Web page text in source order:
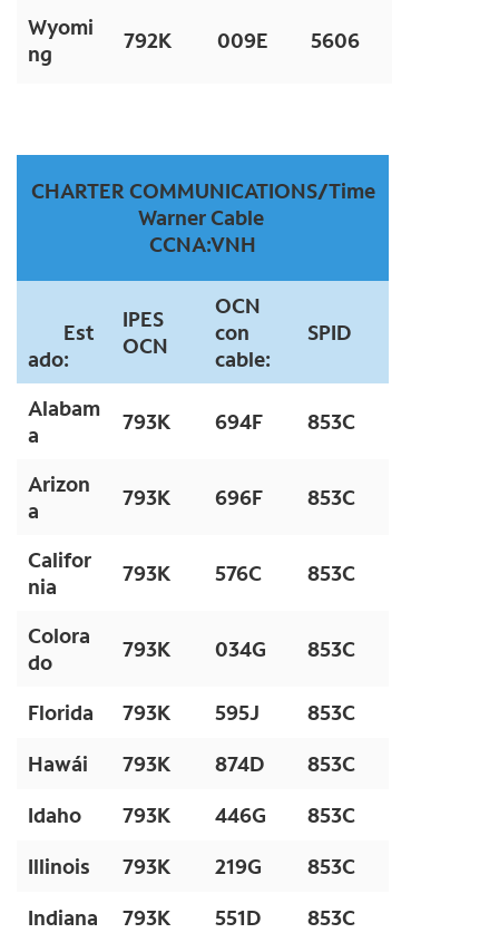
Wyomi
ng
792K 009E 5606
CHARTER COMMUNICATIONS/Time
Warner Cable
CCNA:VNH
Est
ado:
IPES
OCN
OCN
con
cable:
SPID
Alabam
a
793K 694F 853C
Arizon
a
793K 696F 853C
Califor
nia
793K 576C 853C
Colora
do
793K 034G 853C
Florida 793K 595J
853C
Hawái
793K 874D
853C
Idaho
793K 446G
853C
Illinois
793K 219G
853C
Indiana
793K 551D
853C